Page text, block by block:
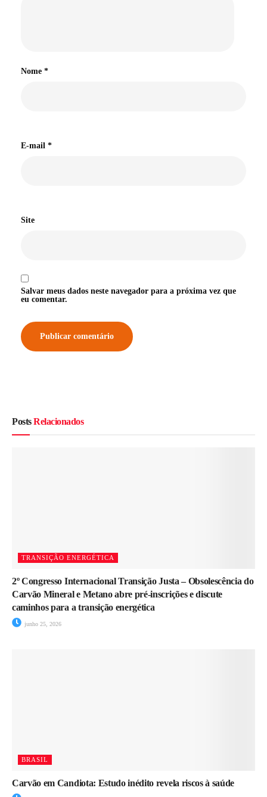
Nome *
E-mail *
Site
Salvar meus dados neste navegador para a próxima vez que
eu comentar.
PostsRelacionados
TRANSIÇÃO ENERGÉTICA
2º Congresso Internacional Transição Justa – Obsolescência do
Carvão Mineral e Metano abre pré-inscrições e discute
caminhos para a transição energética
junho 25, 2026
BRASIL
Carvão em Candiota: Estudo inédito revela riscos à saúde